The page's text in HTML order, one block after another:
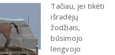
Tačiau, jei tikėti
išradėjų
žodžiais,
būsimojo
lengvojo